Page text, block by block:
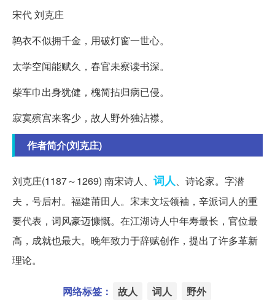
宋代 刘克庄
鹑衣不似拥千金，用破灯窗一世心。
太学空闻能赋久，春官未察读书深。
柴车巾出身犹健，槐简拈归病已侵。
寂寞殡宫来客少，故人野外独沾襟。
作者简介(刘克庄)
刘克庄(1187～1269) 南宋诗人、 词人、诗论家。字潜
夫，号后村。福建莆田人。宋末文坛领袖，辛派词人的重
要代表，词风豪迈慷慨。在江湖诗人中年寿最长，官位最
高，成就也最大。晚年致力于辞赋创作，提出了许多革新
理论。
网络标签： 故人 词人 野外